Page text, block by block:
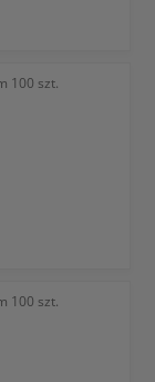
100 szt.
100 szt.